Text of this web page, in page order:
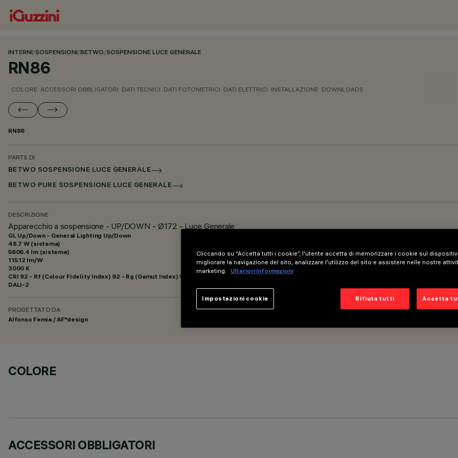
INTERNI/SOSPENSIONI/BETWO/SOSPENSIONE LUCE GENERALE
RN86
COLORE ACCESSORI OBBLIGATORI DATI TECNICI DATI FOTOMETRICI DATI ELETTRICI INSTALLAZIONE DOWNLOADS
RN86
PARTE DI
BETWO SOSPENSIONE LUCE GENERALE
BETWO PURE SOSPENSIONE LUCE GENERALE
DESCRIZIONE
Apparecchio a sospensione - UP/DOWN - Ø172 - Luce Generale
GL Up/Down - General Lighting Up/Down
48.7 W (sistema)
5606.4 lm (sistema)
115.12 lm/W
3000 K
CRI 92 - Rf (Colour Fidelity Index) 92 - Rg (Gamut Index) 99
DALI-2
PROGETTATO DA
Alfonso Femia / AF*design
COLORE
ACCESSORI OBBLIGATORI
Cliccando su “Accetta tutti i cookie”, l'utente accetta di memorizzare i cookie sul
migliorare la navigazione del sito, analizzare l'utilizzo del sito e assistere nelle nostre
marketing.
Ulteriori informazioni
Rifiuta tutti Accetta
Impostazioni cookie